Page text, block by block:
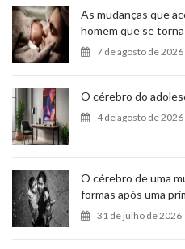
As mudanças que
homem que se
7 de agosto de 2026
O cérebro do
4 de agosto de 2026
O cérebro de uma
formas após uma
31 de julho de 2026